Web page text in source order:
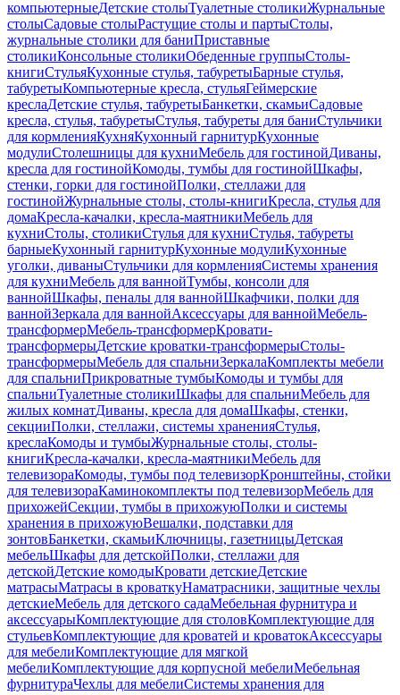
компьютерныеДетские столыТуалетные столикиЖурнальные
столыСадовые столыРастущие столы и партыСтолы,
журнальные столики для баниПриставные
столикиКонсольные столикиОбеденные группыСтолы-
книгиСтульяКухонные стулья, табуретыБарные стулья,
табуретыКомпьютерные кресла, стульяГеймерские
креслаДетские стулья, табуретыБанкетки, скамьиСадовые
кресла, стулья, табуретыСтулья, табуреты для баниСтульчики
для кормленияКухняКухонный гарнитурКухонные
модулиСтолешницы для кухниМебель для гостинойДиваны,
кресла для гостинойКомоды, тумбы для гостинойШкафы,
стенки, горки для гостинойПолки, стеллажи для
гостинойЖурнальные столы, столы-книгиКресла, стулья для
домаКресла-качалки, кресла-маятникиМебель для
кухниСтолы, столикиСтулья для кухниСтулья, табуреты
барныеКухонный гарнитурКухонные модулиКухонные
уголки, диваныСтульчики для кормленияСистемы хранения
для кухниМебель для ваннойТумбы, консоли для
ваннойШкафы, пеналы для ваннойШкафчики, полки для
ваннойЗеркала для ваннойАксессуары для ваннойМебель-
трансформерМебель-трансформерКровати-
трансформерыДетские кроватки-трансформерыСтолы-
трансформерыМебель для спальниЗеркалаКомплекты мебели
для спальниПрикроватные тумбыКомоды и тумбы для
спальниТуалетные столикиШкафы для спальниМебель для
жилых комнатДиваны, кресла для домаШкафы, стенки,
секцииПолки, стеллажи, системы храненияСтулья,
креслаКомоды и тумбыЖурнальные столы, столы-
книгиКресла-качалки, кресла-маятникиМебель для
телевизораКомоды, тумбы под телевизорКронштейны, стойки
для телевизораКаминокомплекты под телевизорМебель для
прихожейСекции, тумбы в прихожуюПолки и системы
хранения в прихожуюВешалки, подставки для
зонтовБанкетки, скамьиКлючницы, газетницыДетская
мебельШкафы для детскойПолки, стеллажи для
детскойДетские комодыКровати детскиеДетские
матрасыМатрасы в кроваткуНаматрасники, защитные чехлы
детскиеМебель для детского садаМебельная фурнитура и
аксессуарыКомплектующие для столовКомплектующие для
стульевКомплектующие для кроватей и кроватокАксессуары
для мебелиКомплектующие для мягкой
мебелиКомплектующие для корпусной мебелиМебельная
фурнитураЧехлы для мебелиСистемы хранения для